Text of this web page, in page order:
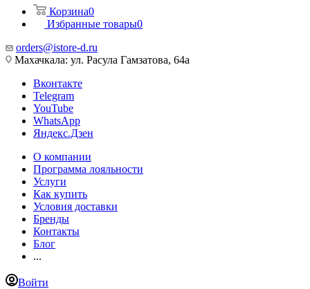
Корзина0
Избранные товары0
orders@istore-d.ru
Махачкала: ул. Расула Гамзатова, 64а
Вконтакте
Telegram
YouTube
WhatsApp
Яндекс.Дзен
О компании
Программа лояльности
Услуги
Как купить
Условия доставки
Бренды
Контакты
Блог
...
Войти